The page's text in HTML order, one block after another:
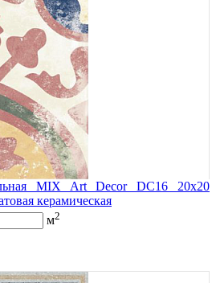
MIX Art Decor DC16 20x20
керамическая
м2